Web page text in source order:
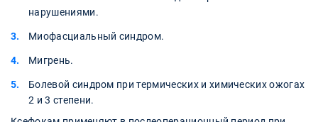
нарушениями.
Миофасциальный синдром.
Мигрень.
Болевой синдром при термических и химических ожогах
2 и 3 степени.